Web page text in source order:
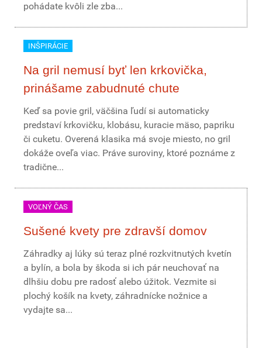
pohádate kvôli zle zba...
INŠPIRÁCIE
Na gril nemusí byť len krkovička,
prinášame zabudnuté chute
Keď sa povie gril, väčšina ľudí si automaticky
predstaví krkovičku, klobásu, kuracie mäso, papriku
či cuketu. Overená klasika má svoje miesto, no gril
dokáže oveľa viac. Práve suroviny, ktoré poznáme z
tradične...
VOĽNÝ ČAS
Sušené kvety pre zdravší domov
Záhradky aj lúky sú teraz plné rozkvitnutých kvetín
a bylín, a bola by škoda si ich pár neuchovať na
dlhšiu dobu pre radosť alebo úžitok. Vezmite si
plochý košík na kvety, záhradnícke nožnice a
vydajte sa...